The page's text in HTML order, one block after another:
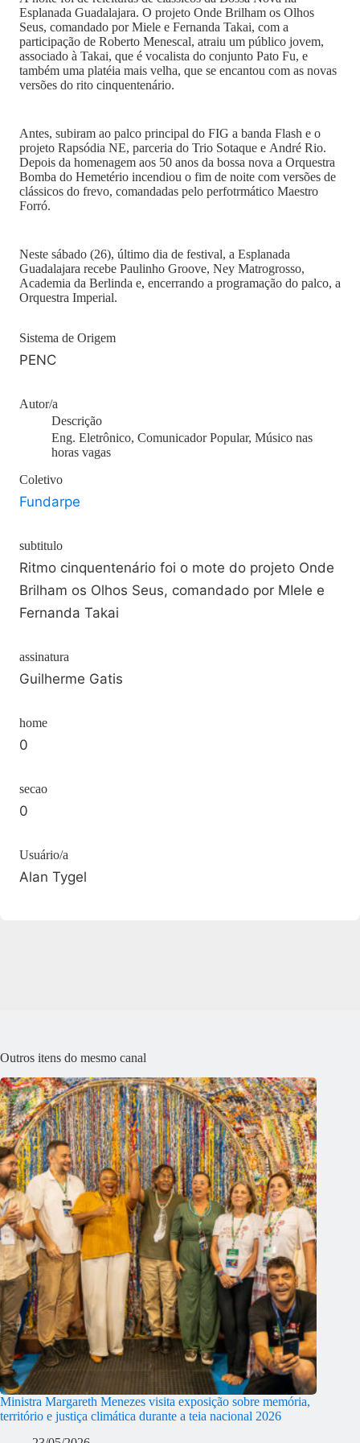
Esplanada Guadalajara. O projeto Onde Brilham os Olhos
Seus, comandado por Miele e Fernanda Takai, com a
participação de Roberto Menescal, atraiu um público jovem,
associado à Takai, que é vocalista do conjunto Pato Fu, e
também uma platéia mais velha, que se encantou com as novas
versões do rito cinquentenário.
Antes, subiram ao palco principal do FIG a banda Flash e o
projeto Rapsódia NE, parceria do Trio Sotaque e André Rio.
Depois da homenagem aos 50 anos da bossa nova a Orquestra
Bomba do Hemetério incendiou o fim de noite com versões de
clássicos do frevo, comandadas pelo perfotrmático Maestro
Forró.
Neste sábado (26), último dia de festival, a Esplanada
Guadalajara recebe Paulinho Groove, Ney Matrogrosso,
Academia da Berlinda e, encerrando a programação do palco, a
Orquestra Imperial.
Sistema de Origem
PENC
Autor/a
Descrição
Eng. Eletrônico, Comunicador Popular, Músico nas
horas vagas
Coletivo
Fundarpe
subtitulo
Ritmo cinquentenário foi o mote do projeto Onde
Brilham os Olhos Seus, comandado por MIele e
Fernanda Takai
assinatura
Guilherme Gatis
home
0
secao
0
Usuário/a
Alan Tygel
Outros itens do mesmo canal
Ministra Margareth Menezes visita exposição sobre memória,
território e justiça climática durante a teia nacional 2026